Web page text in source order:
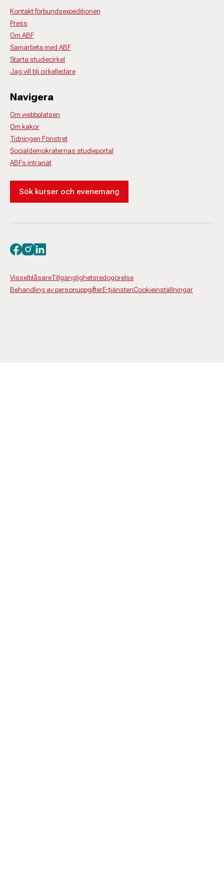
Kontakt förbundsexpeditionen
Press
Om ABF
Samarbeta med ABF
Starta studiecirkel
Jag vill bli cirkelledare
Navigera
Om webbplatsen
Om kakor
Tidningen Fönstret
Socialdemokraternas studieportal
ABFs intranät
Sök kurser och evenemang
VisselblåsareTillgänglighetsredogörelse
Behandling av personuppgifterE-tjänstenCookieinställningar
Besök oss på facebook
Besök oss på instagram
Besök oss på linkedin